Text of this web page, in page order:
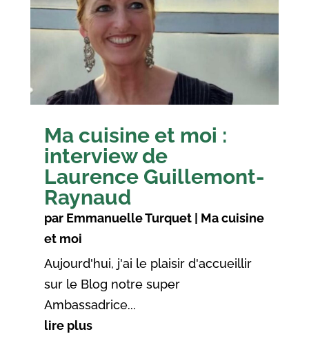
Ma cuisine et moi :
interview de
Laurence Guillemont-
Raynaud
par Emmanuelle Turquet| Ma cuisine
et moi
Aujourd'hui, j'ai le plaisir d'accueillir
sur le Blog notre super
Ambassadrice...
lire plus